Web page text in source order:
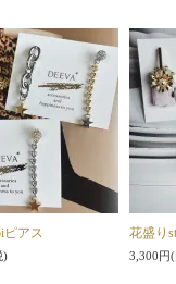
ピアス
)
花盛り
3,300円